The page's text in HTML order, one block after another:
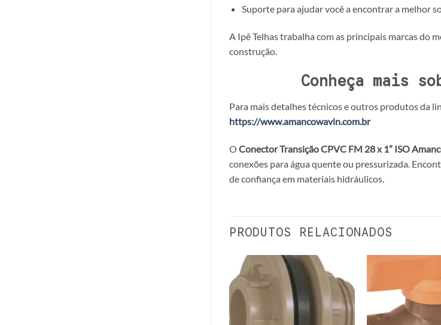
Suporte para ajudar você a encontrar a melhor
A Ipê Telhas trabalha com as principais marcas do
construção.
Conheça mais
Para mais detalhes técnicos e outros produtos da
https://www.amancowavin.com.br
O Conector Transição CPVC FM 28 x 1” ISO
conexões para água quente ou pressurizada.
de confiança em materiais hidráulicos.
PRODUTOS RELACIONADOS